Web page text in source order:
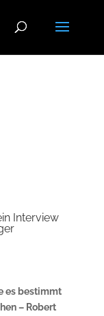
Interview
es bestimmt
– Robert